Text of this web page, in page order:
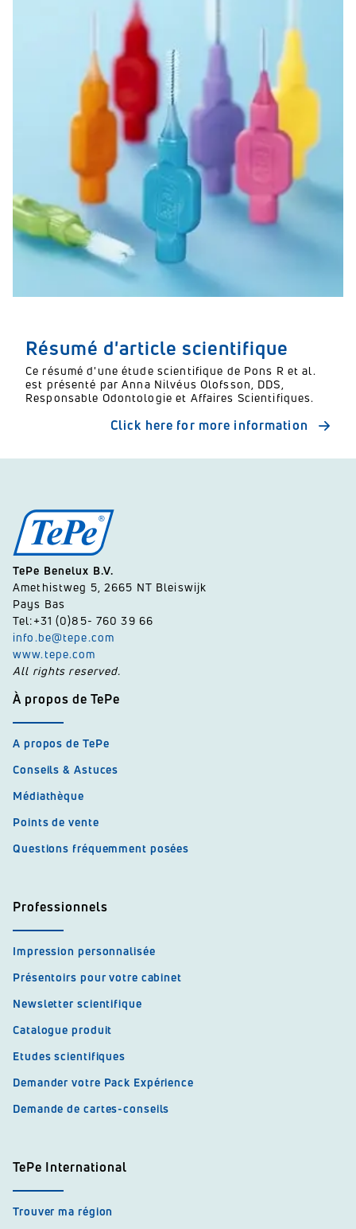
Résumé d'article scientifique
Ce résumé d'une étude scientifique de Pons R et al.
est présenté par Anna Nilvéus Olofsson, DDS,
Responsable Odontologie et Affaires Scientifiques.
Click here for more information
TePe Benelux B.V.
Amethistweg 5, 2665 NT Bleiswijk
Pays Bas
Tel:+31 (0)85- 760 39 66
info.be@tepe.com
www.tepe.com
All rights reserved.
À propos de TePe
A propos de TePe
Conseils & Astuces
Médiathèque
Points de vente
Questions fréquemment posées
Professionnels
Impression personnalisée
Présentoirs pour votre cabinet
Newsletter scientifique
Catalogue produit
Etudes scientifiques
Demander votre Pack Expérience
Demande de cartes-conseils
TePe International
Trouver ma région